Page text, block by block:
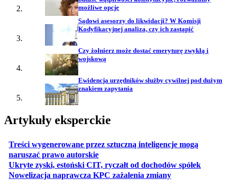
możliwe opcje
Sądowi asesorzy do likwidacji? W Komisji
Kodyfikacyjnej analiza, czy ich zastąpić
Czy żołnierz może dostać emeryturę zwykłą i
wojskową
Ewidencja urzędników służby cywilnej pod dużym
znakiem zapytania
Artykuły eksperckie
Treści wygenerowane przez sztuczną inteligencje mogą
naruszać prawo autorskieotwiera się w nowej karcie
Ukryte zyski, estoński CIT, ryczałt od dochodów spółekotwiera
Nowelizacja naprawcza KPC zażalenia zmianyotwiera się w